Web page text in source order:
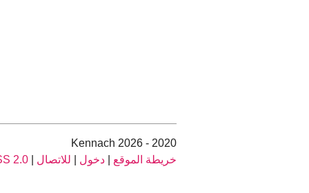
2020 - 2026 Kennach
خريطة الموقع
دخول للاتصال 2.0